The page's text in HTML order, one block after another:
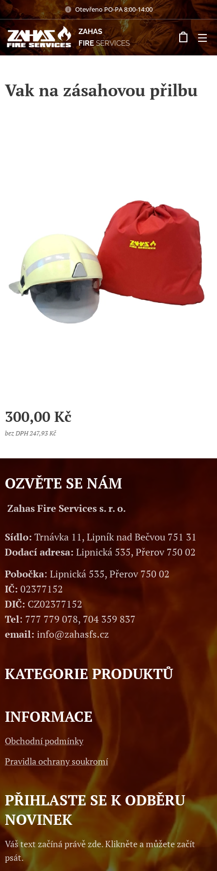
Otevřeno PO-PA 8:00-14:00
ZAHAS
FIRE SERVICES
Vak na zásahovou přilbu
300,00 Kč
bez DPH 247,93 Kč
OZVĚTE SE NÁM
Zahas Fire Services s. r. o.
Sídlo: Trnávka 11, Lipník nad Bečvou 751 31
Dodací adresa: Lipnická 535, Přerov 750 02
Pobočka: Lipnická 535, Přerov 750 02
IČ: 02377152
DIČ: CZ02377152
Tel: 777 779 078, 704 359 837
email: info@zahasfs.cz
KATEGORIE PRODUKTŮ
INFORMACE
Obchodní podmínky
Pravidla ochrany soukromí
PŘIHLASTE SE K ODBĚRU
NOVINEK
Váš text začíná právě zde. Klikněte a můžete začít
psát.